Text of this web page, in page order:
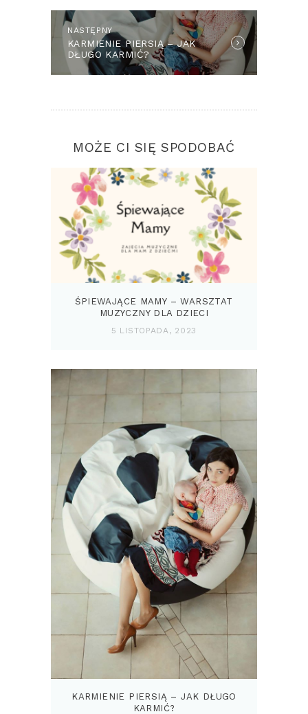
NASTĘPNYNext
post:
KARMIENIE PIERSIĄ – JAK
DŁUGO KARMIĆ?
MOŻE CI SIĘ SPODOBAĆ
ŚPIEWAJĄCE MAMY – WARSZTAT
MUZYCZNY DLA DZIECI
5 LISTOPADA, 2023
KARMIENIE PIERSIĄ – JAK DŁUGO
KARMIĆ?